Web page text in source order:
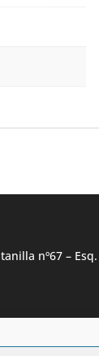
nº67 – Esq.